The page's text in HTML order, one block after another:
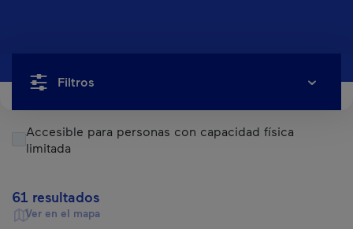
Filtros
Accesible para personas con capacidad física
limitada
61 resultados
Ver en el mapa